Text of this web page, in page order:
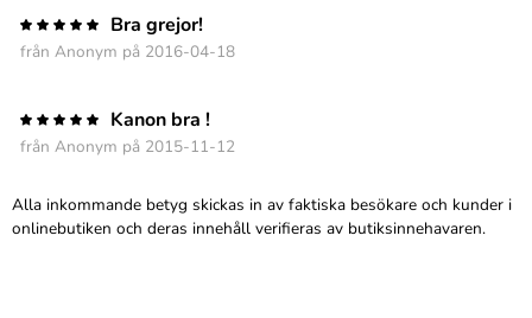
Bra grejor!
från Anonym på 2016-04-18
Kanon bra !
från Anonym på 2015-11-12
Alla inkommande betyg skickas in av faktiska besökare och kunder i
onlinebutiken och deras innehåll verifieras av butiksinnehavaren.